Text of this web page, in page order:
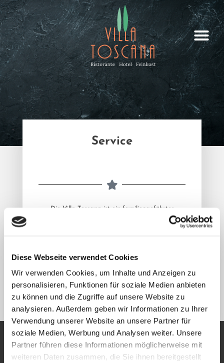
Diese Webseite verwendet Cookies
Wir verwenden Cookies, um Inhalte und Anzeigen zu
personalisieren, Funktionen für soziale Medien anbieten
zu können und die Zugriffe auf unsere Website zu
analysieren. Außerdem geben wir Informationen zu Ihrer
Verwendung unserer Website an unsere Partner für
soziale Medien, Werbung und Analysen weiter. Unsere
Partner führen diese Informationen möglicherweise mit
weiteren Daten zusammen, die Sie ihnen bereitgestellt
Service
Die Villa Toscana ist ein familiengeführtes
Unternehmen mit zentraler aber doch ruhiger
Das Hotel erfüllt mit geschmackvollem Ambiente,
Ausstattung, höchste Ansprüche sowohl von
privaten als auch von geschäftlichen Gästen.
Informationen